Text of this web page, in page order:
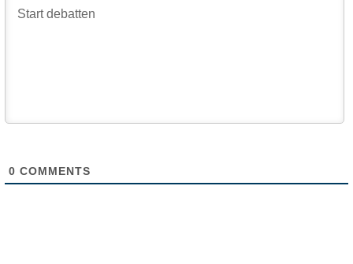
0 COMMENTS